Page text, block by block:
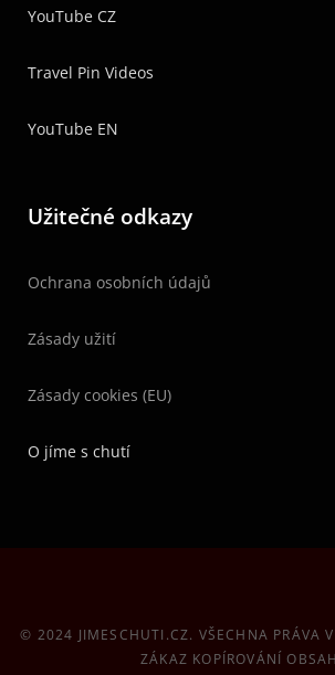
YouTube CZ
Travel Pin Videos
YouTube EN
Užitečné odkazy
Ochrana osobních údajů
Zásady užití
Zásady cookies (EU)
O jíme s chutí
© 2024 JIMESCHUTI.CZ. VŠECHNA PRÁVA
ZÁKAZ KOPÍROVÁNÍ